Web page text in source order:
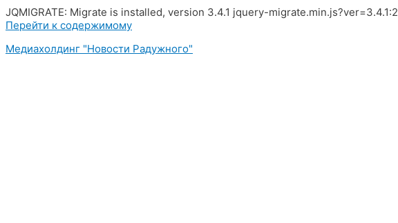
JQMIGRATE: Migrate is installed, version 3.4.1 jquery-migrate.min.js?ver=3.4.1:2
Перейти к содержимому
Медиахолдинг "Новости Радужного"